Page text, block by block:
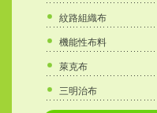
紋路組織布
機能性布料
萊克布
三明治布